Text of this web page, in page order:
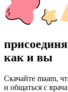
как и вы
Скачайте maam,
и общаться с